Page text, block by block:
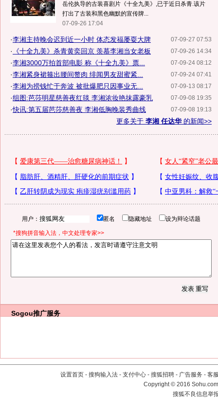
岳伦执导的古装喜剧片《十全九美》,已于近日杀青.该片
打出了古装和黑色幽默的宣传牌...
07-09-26 17:04
07-09-27 07:53
·李湘主持晚会迟到近一小时 体态发福屡耍大牌
07-09-26 14:34
· 《十全九美》杀青黄奕回京 羡慕李湘当女老板
07-09-24 08:12
·李湘3000万拍首部电影 称《十全九美》票...
07-09-24 07:41
·李湘紧身裙箍出腰间赘肉 绯闻男友甜蜜紧...
07-09-13 08:17
·李湘为捞钱忙于奔波 被批爆肥只因事业无...
07-09-08 19:35
·组图:芭莎明星慈善夜红毯 李湘浓妆艳抹露豪乳
07-09-08 19:13
·快讯:第五届芭莎慈善夜 李湘低胸晚装秀曲线
更多关于 李湘 任达华的新闻>>
用户： 匿名 隐藏地址 设为辩论话题
*搜狗拼音输入法，中文处理专家>>
Sogou推广服务
设置首页 - 搜狗输入法 - 支付中心 - 搜狐招聘 - 广告服务 - 客
Copyright©2016
搜狐不良信息举